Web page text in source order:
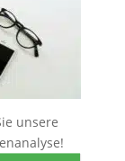
unsere